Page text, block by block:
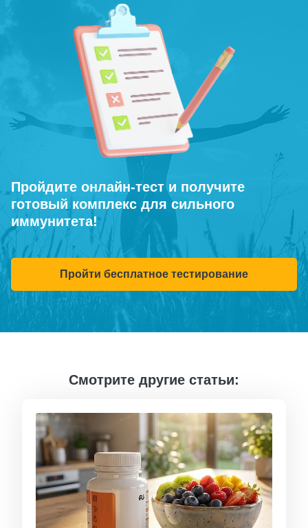
Пройдите онлайн-тест и получите
готовый комплекс для сильного
иммунитета!
Пройти бесплатное тестирование
Смотрите другие статьи: